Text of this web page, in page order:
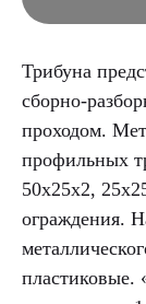
Трибуна
сборно-
проходом.
профильных
50х25х2,
ограждения.